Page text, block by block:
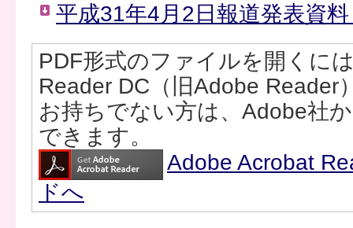
平成31年4月2日報道発表資
PDF形式のファイルを開くに
Reader DC（旧Adobe Reader
お持ちでない方は、Adobe社
できます。
Adobe Acrobat
ドへ